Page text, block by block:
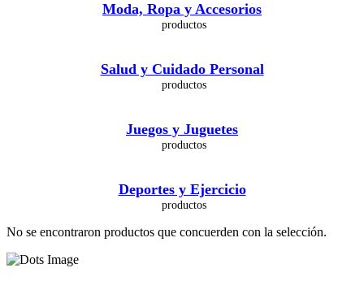
Moda, Ropa y Accesorios
Salud y Cuidado Personal
Juegos y Juguetes
Deportes y Ejercicio
No se encontraron productos que concuerden con la selección.